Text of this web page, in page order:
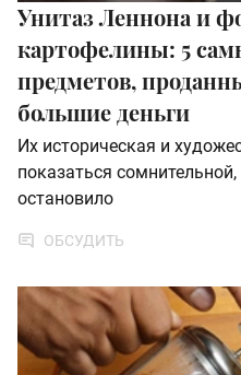
Унитаз Леннона и
картофелины: 5
предметов,
большие деньги
Их историческая и
показаться
остановило
ОБСУДИТЬ